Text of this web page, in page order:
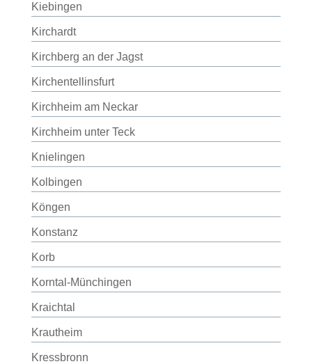
Kiebingen
Kirchardt
Kirchberg an der Jagst
Kirchentellinsfurt
Kirchheim am Neckar
Kirchheim unter Teck
Knielingen
Kolbingen
Köngen
Konstanz
Korb
Korntal-Münchingen
Kraichtal
Krautheim
Kressbronn